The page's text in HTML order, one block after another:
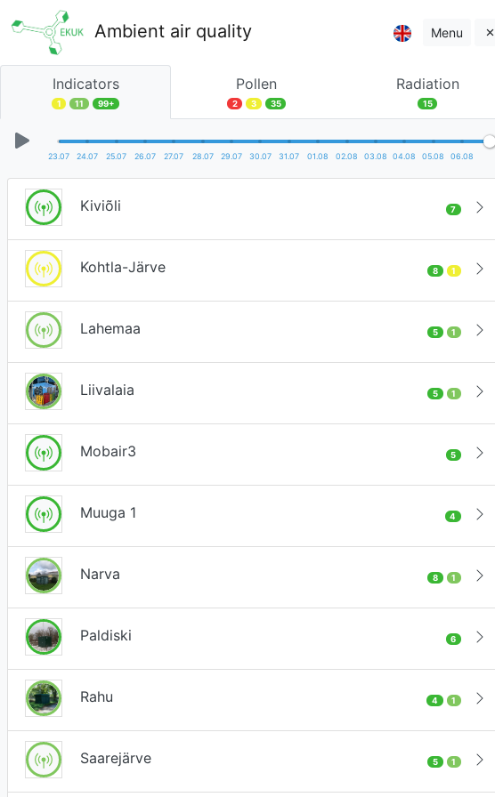
Ambient air quality Menu
Indicators
1 11 99+
Pollen
2 3 35
Radiation
15
23.07 24.07 25.07 26.07 27.07 28.07 29.07 30.07 31.07 01.08 02.08 03.08 04.08 05.08 06.08
Kiviõli 7
Kohtla-Järve 8 1
Lahemaa 5 1
Liivalaia 5 1
Mobair3 5
Muuga 1 4
Narva 8 1
Paldiski 6
Rahu 4 1
Saarejärve 5 1